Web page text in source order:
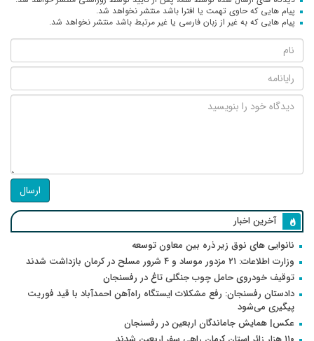
پیام هایی که حاوی تهمت یا افترا باشد منتشر نخواهد شد.
پیام هایی که به غیر از زبان فارسی یا غیر مرتبط باشد منتشر نخواهد شد.
ارسال
آخرین اخبار
نانوایی های نوق زیر ذره بین معاون توسعه
وزارت اطلاعات: ۲۱ مزدور موساد و ۴ شرور مسلح در کرمان بازداشت شدند
توقیف خودروی حامل چوب جنگلی تاغ در رفسنجان
دادستان رفسنجان: رفع مشکلات ایستگاه راه‌آهن احمدآباد با قید فوریت
پیگیری می‌شود
عکس| همایش جاماندگان اربعین در رفسنجان